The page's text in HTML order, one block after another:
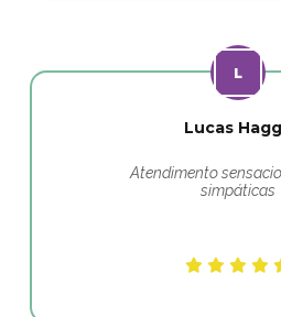
Lucas
Atendimento
simpáticas